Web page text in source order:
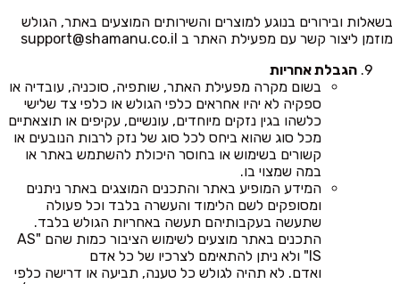
בשאלות ובירורים בנוגע למוצרים והשירותים המוצעים באתר, הגולש
מוזמן ליצור קשר עם מפעילת האתר ב support@shamanu.co.il
הגבלת אחריות
בשום מקרה מפעילת האתר, שותפיה, סוכניה, עובדיה או
ספקיה לא יהיו אחראים כלפי הגולש או כלפי צד שלישי
כלשהו בגין נזקים מיוחדים, עונשיים, עקיפים או תוצאתיים
מכל סוג שהוא ביחס לכל סוג של נזק לרבות הנובעים או
קשורים בשימוש או בחוסר היכולת להשתמש באתר או
במה שמצוי בו.
המידע המופיע באתר והתכנים המוצגים באתר ניתנים
ומסופקים לשם הלימוד והעשרה בלבד וכל פעולה
שתעשה בעקבותיהם תעשה באחריות הגולש בלבד.
התכנים באתר מוצעים לשימוש הציבור כמות שהם "AS
IS" ולא ניתן להתאימם לצרכיו של כל אדם
ואדם. לא תהיה לגולש כל טענה, תביעה או דרישה כלפי